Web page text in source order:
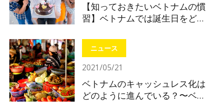
【知っておきたいベトナムの慣
習】ベトナムでは誕生日をどう
ニュース
2021/05/21
ベトナムのキャッシュレス化は
どのように進んでいる？〜ベト